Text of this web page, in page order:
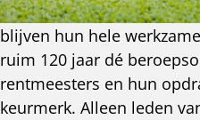
Vereniging van
blijven hun hele
ruim 120 jaar dé
rentmeesters en hun
keurmerk. Alleen leden